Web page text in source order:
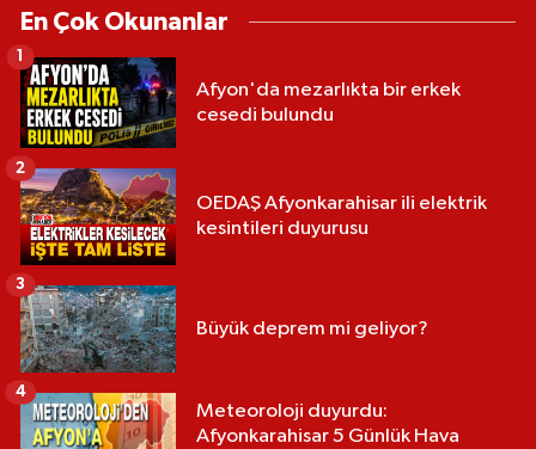
En Çok Okunanlar
Afyon'da mezarlıkta bir erkek
cesedi bulundu
1
OEDAŞ Afyonkarahisar ili elektrik
kesintileri duyurusu
2
Büyük deprem mi geliyor?
3
Meteoroloji duyurdu:
Afyonkarahisar 5 Günlük Hava
4